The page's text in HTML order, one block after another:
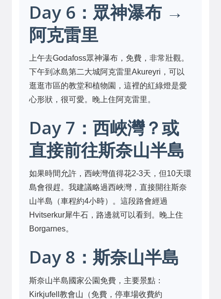
Day 6：眾神瀑布 →
阿克雷里
上午去Godafoss眾神瀑布，免費，非常壯觀。
下午到冰島第二大城阿克雷里Akureyri，可以
逛逛市區的教堂和植物園，這裡的紅綠燈是愛
心形狀，很可愛。晚上住阿克雷里。
Day 7：西峽灣？或
直接前往斯奈山半島
如果時間允許，西峽灣值得花2-3天，但10天環
島會很趕。我建議略過西峽灣，直接開往斯奈
山半島（車程約4小時）。這段路會經過
Hvitserkur犀牛石，路邊就可以看到。晚上住
Borgarnes。
Day 8：斯奈山半島
斯奈山半島國家公園免費，主要景點：
Kirkjufell教會山（免費，停車場收費約